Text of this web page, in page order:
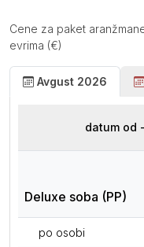
Cene za paket
evrima (€)
Avgust 2026
datum od
Deluxe soba (PP)
po osobi